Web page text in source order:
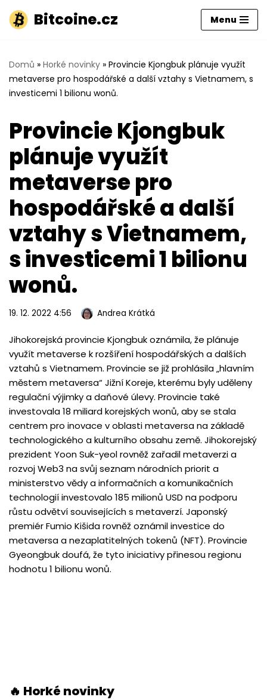
Přeskočit
obsah
Bitcoine.cz Menu
Domů » Horké novinky » Provincie Kjongbuk plánuje využít
metaverse pro hospodářské a další vztahy s Vietnamem, s
investicemi 1 bilionu wonů.
Provincie Kjongbuk
plánuje využít
metaverse pro
hospodářské a další
vztahy s Vietnamem,
s investicemi 1 bilionu
wonů.
19. 12. 2022 4:56 Andrea Krátká
Jihokorejská provincie Kjongbuk oznámila, že plánuje
využít metaverse k rozšíření hospodářských a dalších
vztahů s Vietnamem. Provincie se již prohlásila „hlavním
městem metaversa“ Jižní Koreje, kterému byly uděleny
regulační výjimky a daňové úlevy. Provincie také
investovala 18 miliard korejských wonů, aby se stala
centrem pro inovace v oblasti metaversa na základě
technologického a kulturního obsahu země. Jihokorejský
prezident Yoon Suk-yeol rovněž zařadil metaverzi a
rozvoj Web3 na svůj seznam národních priorit a
ministerstvo vědy a informačních a komunikačních
technologií investovalo 185 milionů USD na podporu
růstu odvětví souvisejících s metaverzí. Japonský
premiér Fumio Kišida rovněž oznámil investice do
metaversa a nezaplatitelných tokenů (NFT). Provincie
Gyeongbuk doufá, že tyto iniciativy přinesou regionu
hodnotu 1 bilionu wonů.
🔥 Horké novinky